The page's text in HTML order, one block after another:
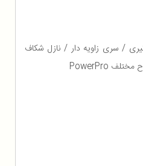
/ سری زاویه دار / نازل شکاف